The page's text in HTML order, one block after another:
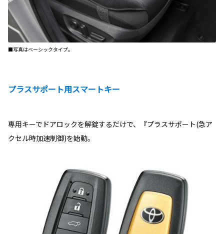
■写真はベーシックタイプ。
プラスサポート用スマートキー
専用キーでドアロックを解錠するだけで、『プラスサポート(急ア
クセル時加速制御)を始動。